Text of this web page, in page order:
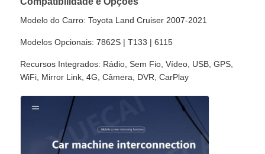
Unidade de cabeça do Lexus Android
GPS de DVD de carro
Modelo do Carro: Toyota Land Cruiser 2007-2021
Modelos Opcionais: 7862S | T133 | 6115
Recursos Integrados: Rádio, Sem Fio, Vídeo, USB, GPS,
WiFi, Mirror Link, 4G, Câmera, DVR, CarPlay